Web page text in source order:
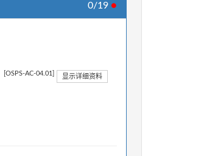
0/19 ●
[OSPS-AC-04.01] 显示详细资料